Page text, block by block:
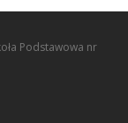
Podstawowa nr